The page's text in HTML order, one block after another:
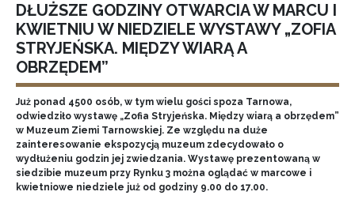
DŁUŻSZE GODZINY OTWARCIA W MARCU I
KWIETNIU W NIEDZIELE WYSTAWY „ZOFIA
STRYJEŃSKA. MIĘDZY WIARĄ A
OBRZĘDEM”
Już ponad 4500 osób, w tym wielu gości spoza Tarnowa,
odwiedziło wystawę „Zofia Stryjeńska. Między wiarą a obrzędem”
w Muzeum Ziemi Tarnowskiej. Ze względu na duże
zainteresowanie ekspozycją muzeum zdecydowało o
wydłużeniu godzin jej zwiedzania. Wystawę prezentowaną w
siedzibie muzeum przy Rynku 3 można oglądać w marcowe i
kwietniowe niedziele już od godziny 9.00 do 17.00.